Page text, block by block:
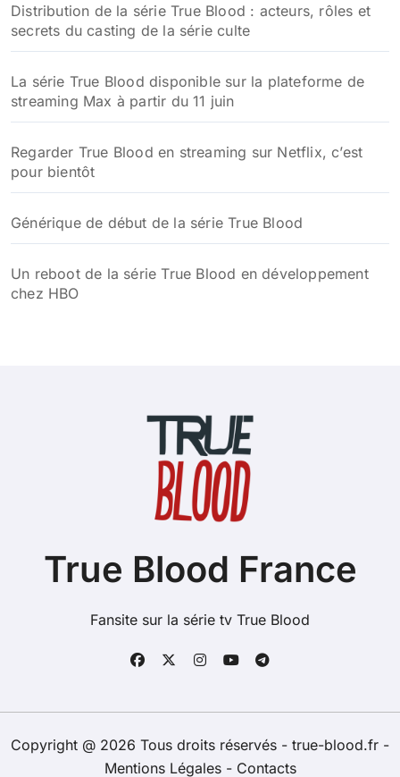
Distribution de la série True Blood : acteurs, rôles et
secrets du casting de la série culte
La série True Blood disponible sur la plateforme de
streaming Max à partir du 11 juin
Regarder True Blood en streaming sur Netflix, c’est
pour bientôt
Générique de début de la série True Blood
Un reboot de la série True Blood en développement
chez HBO
True Blood France
Fansite sur la série tv True Blood
Copyright @ 2026 Tous droits réservés - true-blood.fr -
Mentions Légales - Contacts